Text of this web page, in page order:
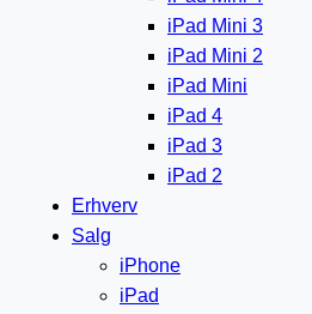
iPad Mini 3
iPad Mini 2
iPad Mini
iPad 4
iPad 3
iPad 2
Erhverv
Salg
iPhone
iPad